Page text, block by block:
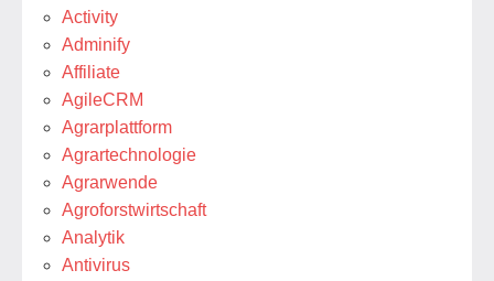
Activity
Adminify
Affiliate
AgileCRM
Agrarplattform
Agrartechnologie
Agrarwende
Agroforstwirtschaft
Analytik
Antivirus